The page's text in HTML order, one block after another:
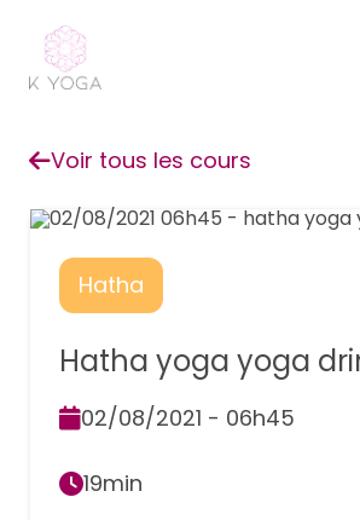
Voir tous les cours
Hatha
Hatha yoga yoga
02/08/2021 - 06h45
19min